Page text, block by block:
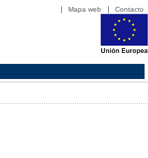
Mapa web Contacto